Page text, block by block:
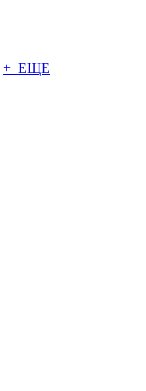
+ ЕЩЕ